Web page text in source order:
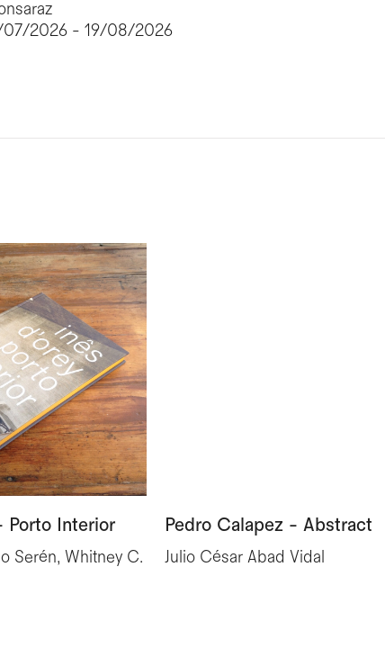
07/2026 - 19/08/2026
Porto Interior
Serén, Whitney C.
Pedro Calapez - Abstract
Julio César Abad Vidal